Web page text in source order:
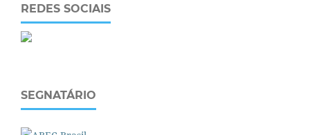
REDES SOCIAIS
SEGNATÁRIO